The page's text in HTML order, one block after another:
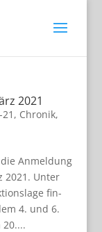
2021
, Chronik,
Anmel­dung
2021. Unter
fin­
4. und 6.